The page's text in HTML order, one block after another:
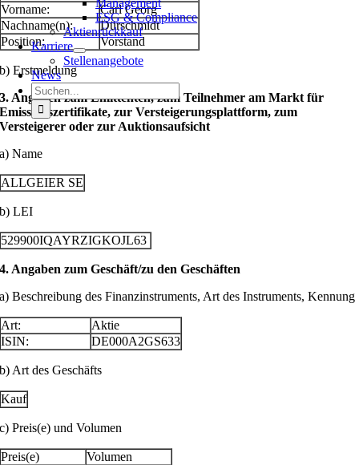
Management
ESG & Compliance
Aktienrückkauf
Karriere
Stellenangebote
News
Suche
nach:
Vorname:
Carl Georg
Nachname(n):
Dürschmidt
Position:
Vorstand
b) Erstmeldung
3. Angaben zum Emittenten, zum Teilnehmer am Markt für
Emissionszertifikate, zur Versteigerungsplattform, zum
Versteigerer oder zur Auktionsaufsicht
a) Name
ALLGEIER SE
b) LEI
529900IQAYRZIGKOJL63
4. Angaben zum Geschäft/zu den Geschäften
a) Beschreibung des Finanzinstruments, Art des Instruments, Kennung
Art:
Aktie
ISIN:
DE000A2GS633
b) Art des Geschäfts
Kauf
c) Preis(e) und Volumen
Preis(e)
Volumen